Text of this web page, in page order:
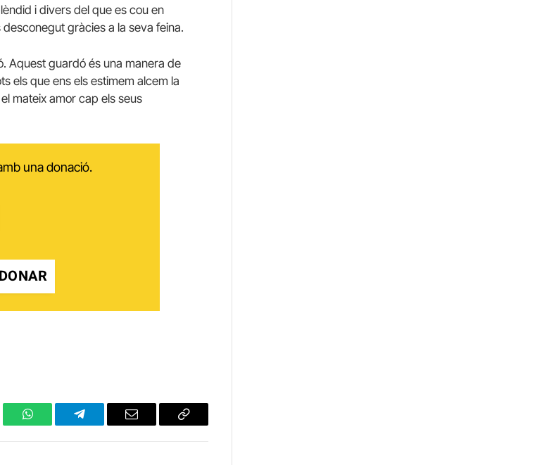
i divers del que es cou en
desconegut gràcies a la seva feina.
Aquest guardó és una manera de
els que ens els estimem alcem la
mateix amor cap els seus
una donació.
DONAR
WhatsAppTelegram Email
Copy